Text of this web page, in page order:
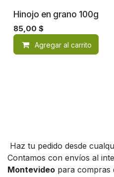
Hinojo en grano 100g
85,00 $
Agregar al carrito
Haz tu pedido desde
Contamos con envíos al
Montevideo para compras